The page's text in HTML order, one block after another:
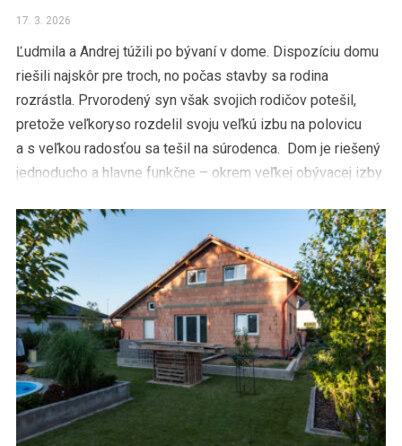
17. 3. 2026
Ľudmila a Andrej túžili po bývaní v dome. Dispozíciu domu
riešili najskôr pre troch, no počas stavby sa rodina
rozrástla. Prvorodený syn však svojich rodičov potešil,
pretože veľkoryso rozdelil svoju veľkú izbu na polovicu
a s veľkou radosťou sa tešil na súrodenca. Dom je riešený
jednoducho a hlavne funkčne – okrem veľkej obývacej izby